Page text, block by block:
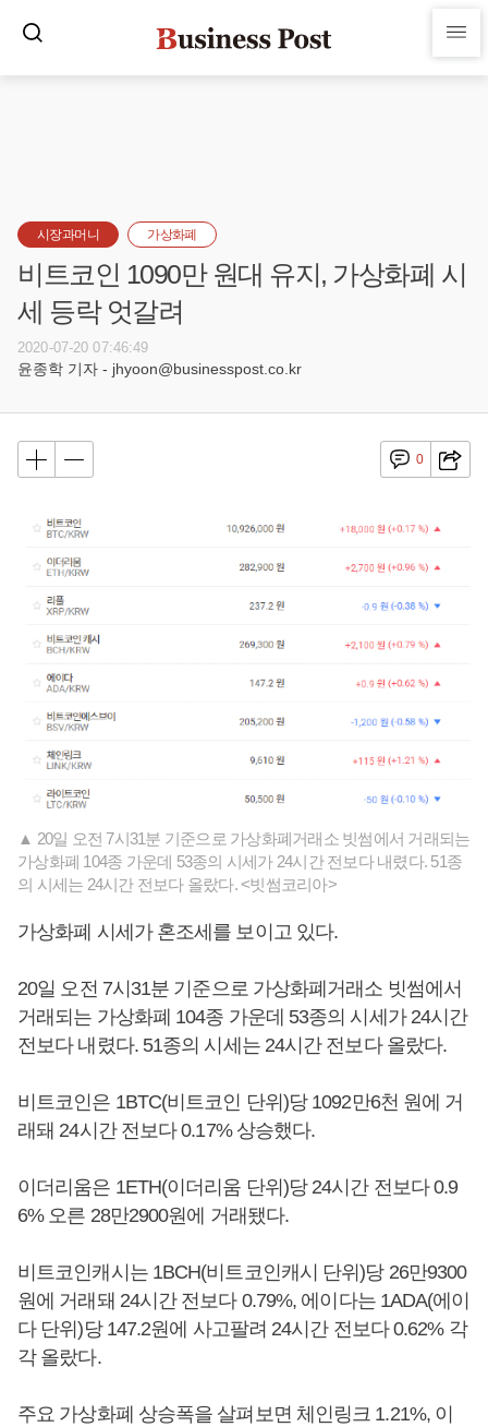
시장과머니 가상화폐
비트코인 1090만 원대 유지, 가상화폐 시
세 등락 엇갈려
2020-07-20 07:46:49
윤종학 기자 - jhyoon@businesspost.co.kr
0
▲ 20일 오전 7시31분 기준으로 가상화폐거래소 빗썸에서 거래되는
가상화폐 104종 가운데 53종의 시세가 24시간 전보다 내렸다. 51종
의 시세는 24시간 전보다 올랐다. <빗썸코리아>
가상화폐 시세가 혼조세를 보이고 있다.
20일 오전 7시31분 기준으로 가상화폐거래소 빗썸에서
거래되는 가상화폐 104종 가운데 53종의 시세가 24시간
전보다 내렸다. 51종의 시세는 24시간 전보다 올랐다.
비트코인은 1BTC(비트코인 단위)당 1092만6천 원에 거
래돼 24시간 전보다 0.17% 상승했다.
이더리움은 1ETH(이더리움 단위)당 24시간 전보다 0.9
6% 오른 28만2900원에 거래됐다.
비트코인캐시는 1BCH(비트코인캐시 단위)당 26만9300
원에 거래돼 24시간 전보다 0.79%, 에이다는 1ADA(에이
다 단위)당 147.2원에 사고팔려 24시간 전보다 0.62% 각
각 올랐다.
주요 가상화폐 상승폭을 살펴보면 체인링크 1.21%, 이